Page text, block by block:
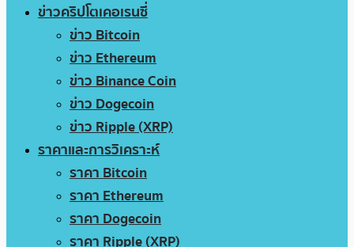
ข่าวคริปโตเคอเรนซี่
ข่าว Bitcoin
ข่าว Ethereum
ข่าว Binance Coin
ข่าว Dogecoin
ข่าว Ripple (XRP)
ราคาและการวิเคราะห์
ราคา Bitcoin
ราคา Ethereum
ราคา Dogecoin
ราคา Ripple (XRP)